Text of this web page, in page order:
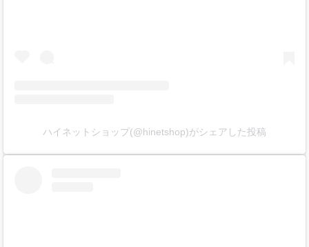
ハイネットショップ(@hinetshop)がシェアした投稿